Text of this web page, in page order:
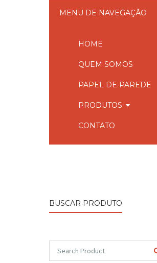
MENU DE NAVEGAÇÃO
HOME
QUEM SOMOS
PAPEL DE PAREDE
PRODUTOS
CONTATO
BUSCAR PRODUTO